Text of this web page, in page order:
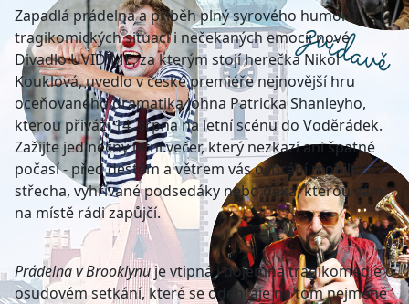
Zapadlá prádelna a příběh plný syrového humoru,
tragikomických situací i nečekaných emocí: nové
Divadlo UVIDÍME, za kterým stojí herečka Nikol
Kouklová, uvedlo v české premiéře nejnovější hru
oceňovaného dramatika Johna Patricka Shanleyho,
kterou přiváží 14. srpna na letní scénu do Voděrádek.
Zažijte jedinečný letní večer, který nezkazí ani špatné
počasí - před deštěm a větrem vás ochrání mobilní
střecha, vyhřívané podsedáky nebo deka, kterou vám
na místě rádi zapůjčí.
Prádelna v Brooklynuje vtipná i dojemná tragikomedie o
osudovém setkání, kterése odehraje na tom nejméně